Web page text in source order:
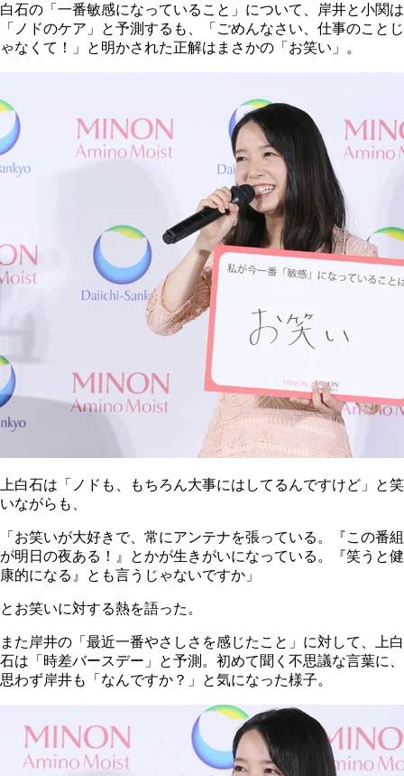
白石の「一番敏感になっていること」について、岸井と小関は
「ノドのケア」と予測するも、「ごめんなさい、仕事のことじ
ゃなくて！」と明かされた正解はまさかの「お笑い」。
上白石は「ノドも、もちろん大事にはしてるんですけど」と笑
いながらも、
「お笑いが大好きで、常にアンテナを張っている。『この番組
が明日の夜ある！』とかが生きがいになっている。『笑うと健
康的になる』とも言うじゃないですか」
とお笑いに対する熱を語った。
また岸井の「最近一番やさしさを感じたこと」に対して、上白
石は「時差バースデー」と予測。初めて聞く不思議な言葉に、
思わず岸井も「なんですか？」と気になった様子。